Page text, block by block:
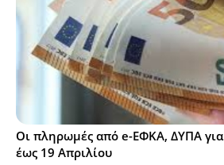
Οι πληρωμές από e-ΕΦΚΑ, ΔΥΠΑ
έως 19 Απριλίου